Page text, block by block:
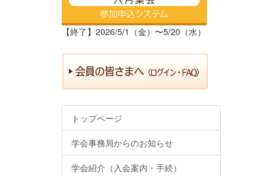
【終了】2026/5/1（金）〜5/20（水）
トップページ
学会事務局からのお知らせ
学会紹介（入会案内・手続）